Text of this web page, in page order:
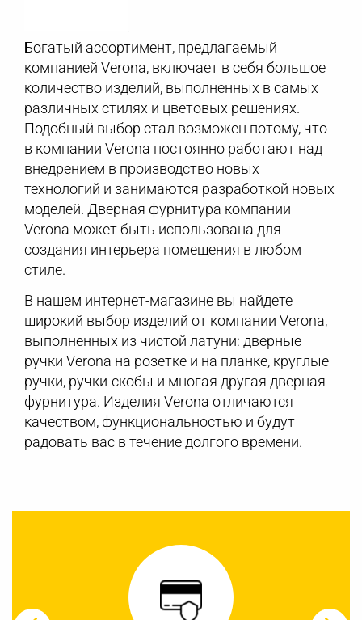
Богатый ассортимент, предлагаемый
компанией Verona, включает в себя большое
количество изделий, выполненных в самых
различных стилях и цветовых решениях.
Подобный выбор стал возможен потому, что
в компании Verona постоянно работают над
внедрением в производство новых
технологий и занимаются разработкой новых
моделей. Дверная фурнитура компании
Verona может быть использована для
создания интерьера помещения в любом
стиле.
В нашем интернет-магазине вы найдете
широкий выбор изделий от компании Verona,
выполненных из чистой латуни: дверные
ручки Verona на розетке и на планке, круглые
ручки, ручки-скобы и многая другая дверная
фурнитура. Изделия Verona отличаются
качеством, функциональностью и будут
радовать вас в течение долгого времени.